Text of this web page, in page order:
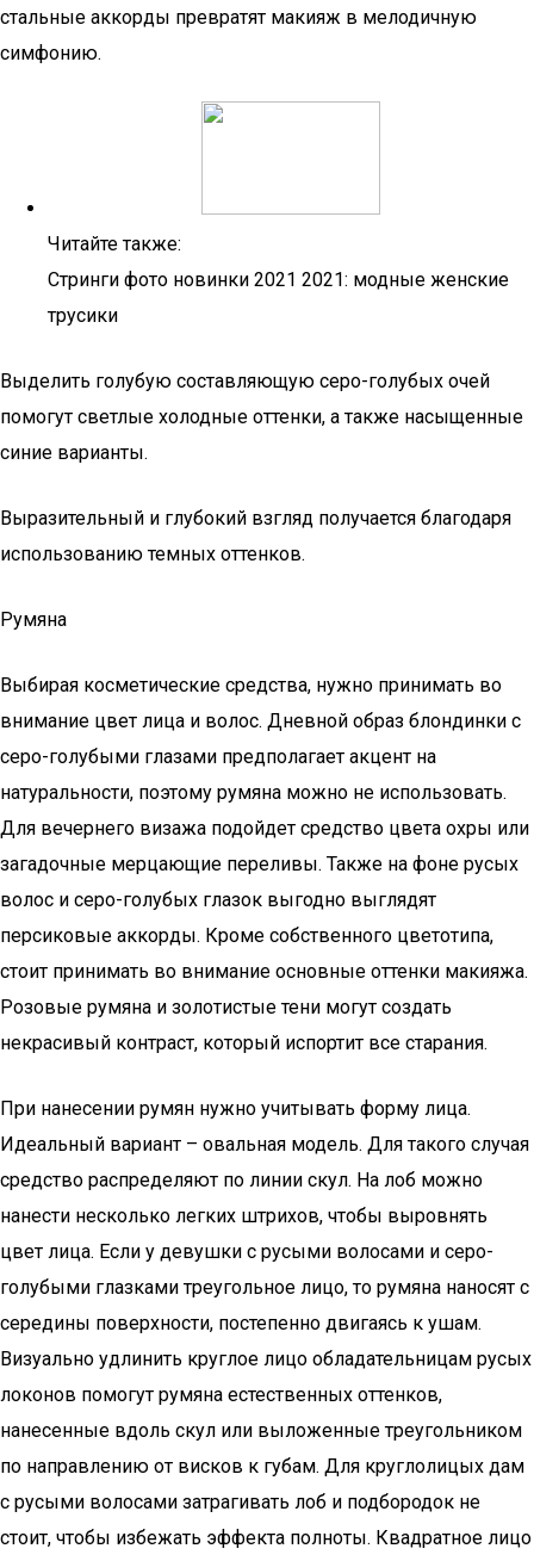
стальные аккорды превратят макияж в мелодичную
симфонию.
Читайте также:
Стринги фото новинки 2021 2021: модные женские
трусики
Выделить голубую составляющую серо-голубых очей
помогут светлые холодные оттенки, а также насыщенные
синие варианты.
Выразительный и глубокий взгляд получается благодаря
использованию темных оттенков.
Румяна
Выбирая косметические средства, нужно принимать во
внимание цвет лица и волос. Дневной образ блондинки с
серо-голубыми глазами предполагает акцент на
натуральности, поэтому румяна можно не использовать.
Для вечернего визажа подойдет средство цвета охры или
загадочные мерцающие переливы. Также на фоне русых
волос и серо-голубых глазок выгодно выглядят
персиковые аккорды. Кроме собственного цветотипа,
стоит принимать во внимание основные оттенки макияжа.
Розовые румяна и золотистые тени могут создать
некрасивый контраст, который испортит все старания.
При нанесении румян нужно учитывать форму лица.
Идеальный вариант – овальная модель. Для такого случая
средство распределяют по линии скул. На лоб можно
нанести несколько легких штрихов, чтобы выровнять
цвет лица. Если у девушки с русыми волосами и серо-
голубыми глазками треугольное лицо, то румяна наносят с
середины поверхности, постепенно двигаясь к ушам.
Визуально удлинить круглое лицо обладательницам русых
локонов помогут румяна естественных оттенков,
нанесенные вдоль скул или выложенные треугольником
по направлению от висков к губам. Для круглолицых дам
с русыми волосами затрагивать лоб и подбородок не
стоит, чтобы избежать эффекта полноты. Квадратное лицо